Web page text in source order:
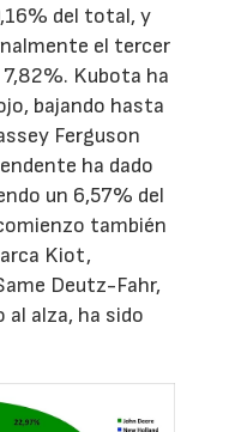
del total, y
el tercer
Kubota ha
bajando hasta
Ferguson
ha dado
un 6,57% del
también
Kiot,
Deutz-Fahr,
al alza, ha sido